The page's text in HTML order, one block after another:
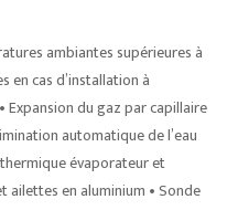
ambiantes supérieures à
cas d’installation à
Expansion du gaz par capillaire
automatique de l’eau
évaporateur et
ailettes en aluminium • Sonde